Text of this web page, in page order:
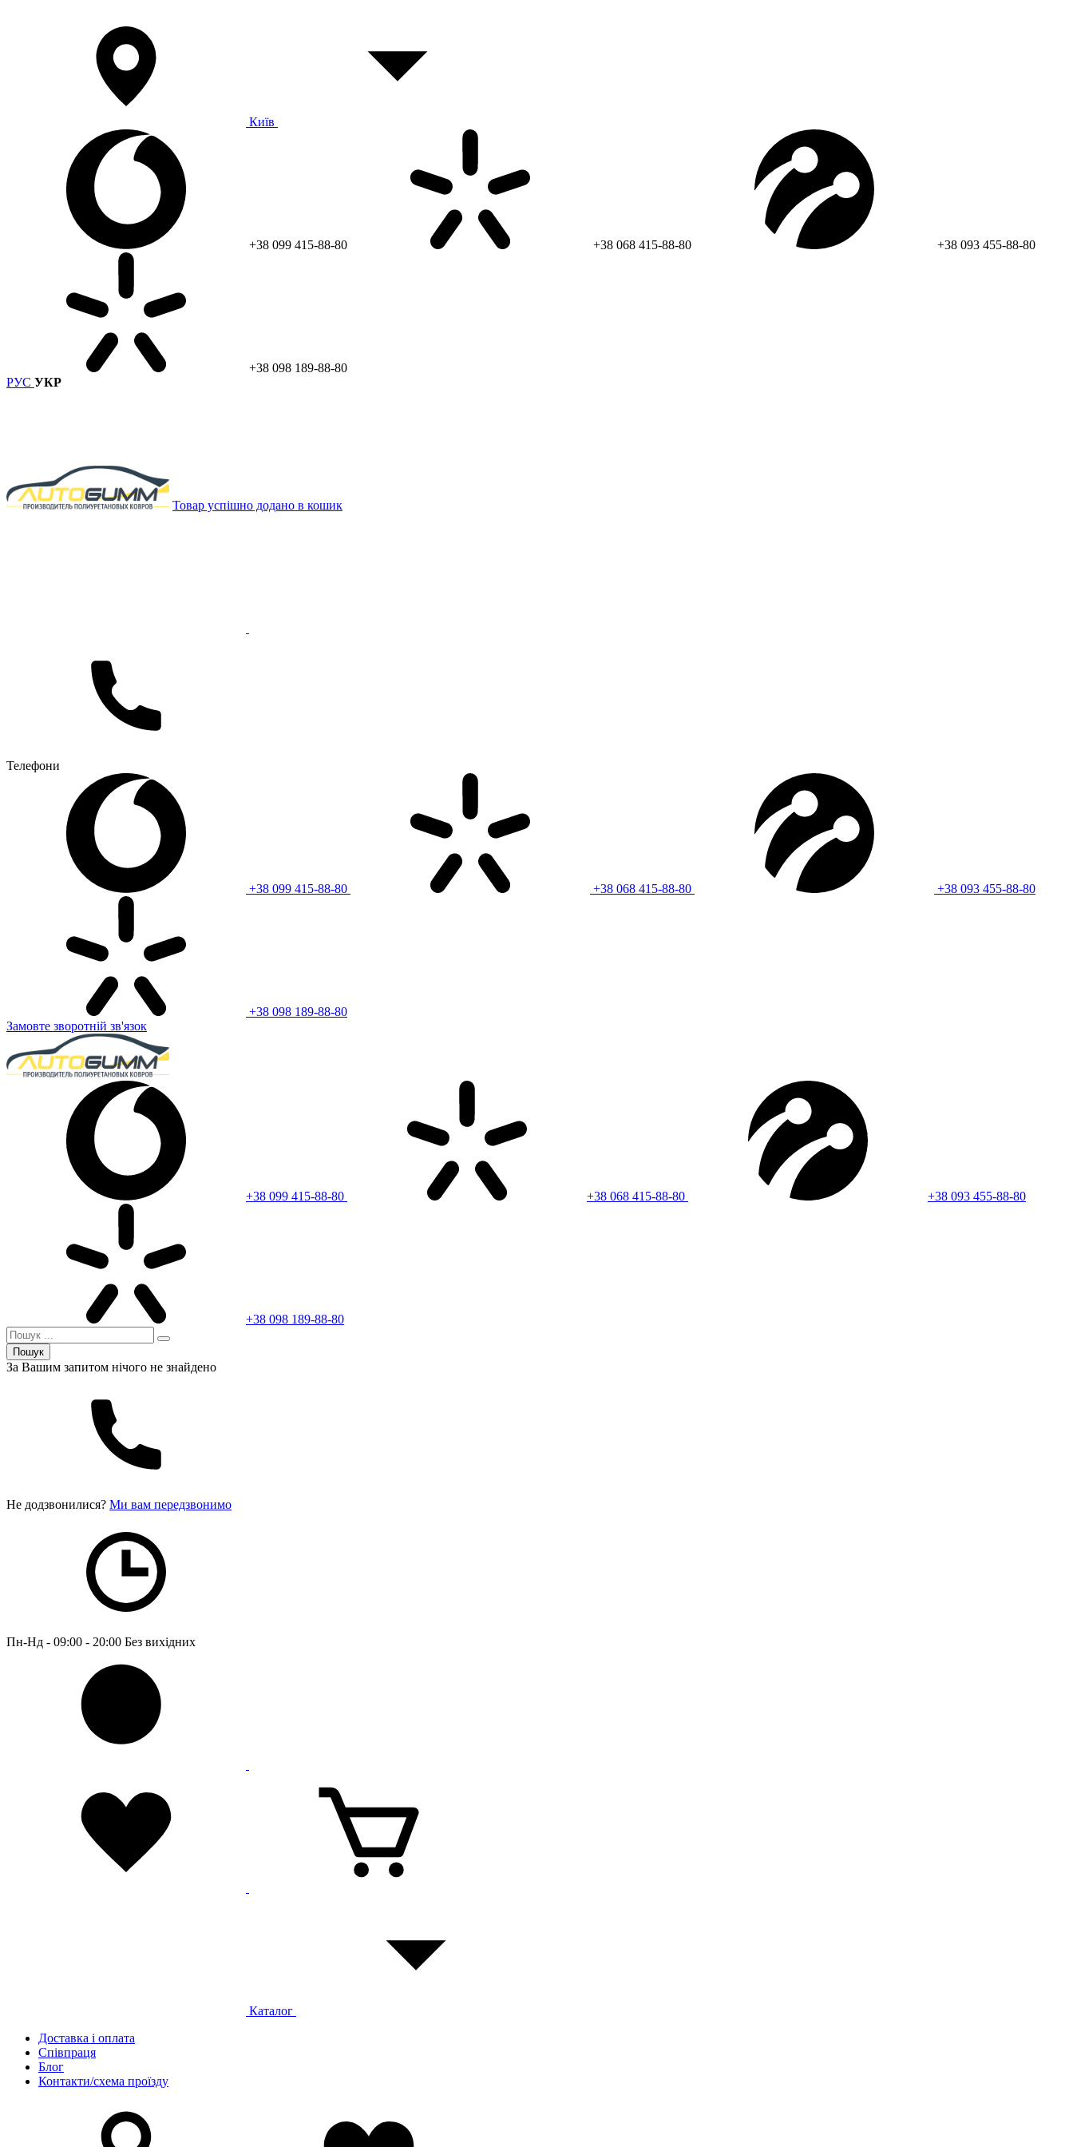
Київ
+38 099 415-88-80 +38 068 415-88-80 +38 093 455-88-80
+38 098 189-88-80
РУС УКР
Товар успішно додано в кошик
Телефони
+38 099 415-88-80 +38 068 415-88-80 +38 093 455-88-80
+38 098 189-88-80
Замовте зворотній зв'язок
+38 099 415-88-80 +38 068 415-88-80 +38 093 455-88-80
+38 098 189-88-80
Пошук
За Вашим запитом нічого не знайдено
Не додзвонилися? Ми вам передзвонимо
Пн-Нд - 09:00 - 20:00 Без вихідних
Каталог
Доставка і оплата
Співпраця
Блог
Контакти/схема проїзду